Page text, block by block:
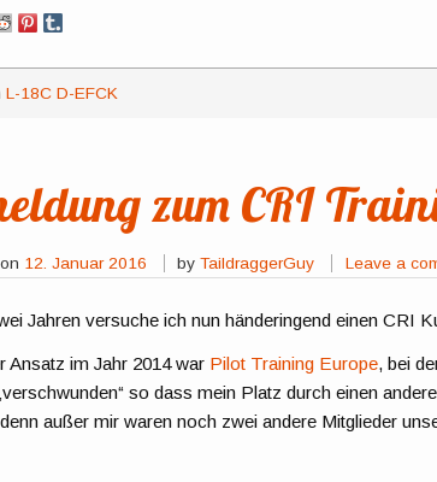
L-18C D-EFCK
zum CRI
12. Januar 2016 byTaildraggerGuy Leave a
Jahren versuche ich nun händeringend einen CRI
Ansatz im Jahr 2014 war Pilot Training Europe, bei
so dass mein Platz durch einen
außer mir waren noch zwei andere Mitglieder